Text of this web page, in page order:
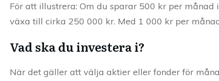
För att illustrera: Om du sparar 500 kr per
växa till cirka 250 000 kr. Med 1 000 kr per
Vad ska du investera i?
När det gäller att välja aktier eller fonder för